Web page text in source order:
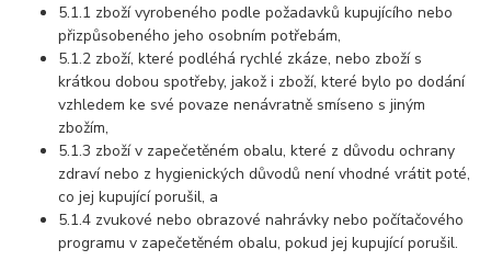
5.1.1 zboží vyrobeného podle požadavků kupujícího nebo
přizpůsobeného jeho osobním potřebám,
5.1.2 zboží, které podléhá rychlé zkáze, nebo zboží s
krátkou dobou spotřeby, jakož i zboží, které bylo po dodání
vzhledem ke své povaze nenávratně smíseno s jiným
zbožím,
5.1.3 zboží v zapečetěném obalu, které z důvodu ochrany
zdraví nebo z hygienických důvodů není vhodné vrátit poté,
co jej kupující porušil, a
5.1.4 zvukové nebo obrazové nahrávky nebo počítačového
programu v zapečetěném obalu, pokud jej kupující porušil.